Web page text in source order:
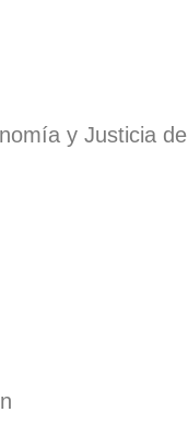
y Justicia de